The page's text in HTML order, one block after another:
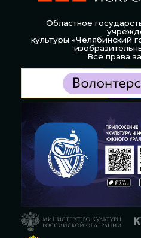
Областное
культуры «Челябинский
Все права